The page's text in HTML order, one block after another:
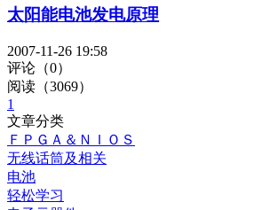
太阳能电池发电原理
2007-11-26 19:58
评论（0）
阅读（3069）
1
文章分类
ＦＰＧＡ＆ＮＩＯＳ
无线话筒及相关
电池
轻松学习